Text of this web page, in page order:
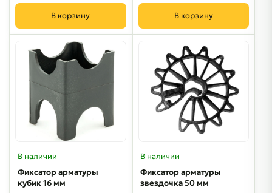
В корзину В корзину
В наличии
Фиксатор арматуры
кубик 16 мм
В наличии
Фиксатор арматуры
звездочка 50 мм